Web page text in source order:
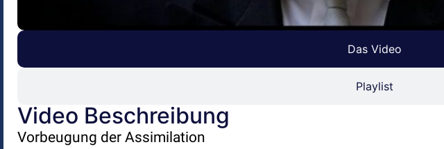
Das Video
Playlist
Video Beschreibung
Vorbeugung der Assimilation